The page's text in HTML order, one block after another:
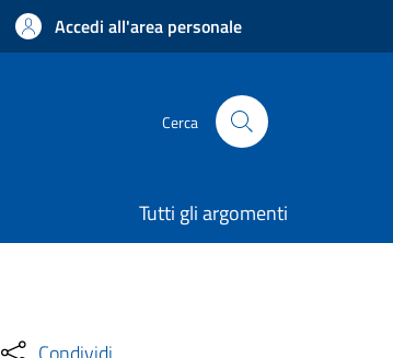
Accedi all'area personale
Cerca
Tutti gli argomenti